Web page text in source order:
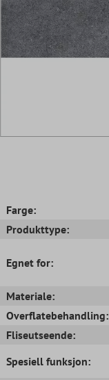
Farge:
Produkttype:
Egnet for:
Materiale:
Overflatebehandling:
Fliseutseende:
Spesiell funksjon: